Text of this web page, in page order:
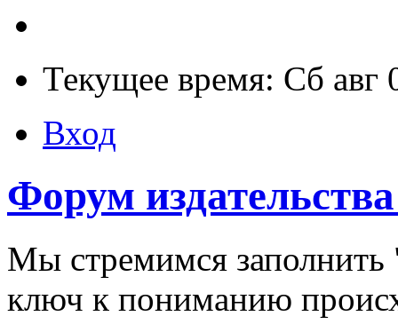
Текущее время: Сб авг
Вход
Форум
Мы стремимся заполнить
ключ к пониманию